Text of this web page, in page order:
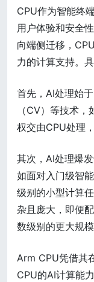
CPU作为智能终
用户体验和安全
向端侧迁移，
力的计算支持。
首先，AI处理始
（CV）等技术
权交由CPU处理
其次，AI处理爆
如面对入门级智
级别的小型计算
杂且庞大，即便
数级别的更大规模
Arm CPU凭借其
CPU的AI计算能